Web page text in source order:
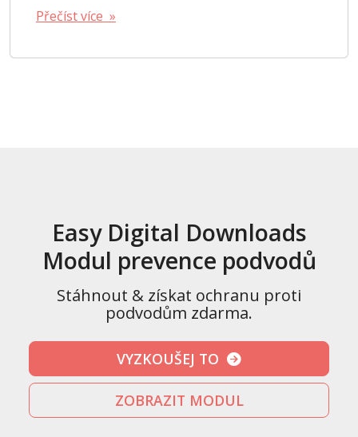
Přečíst více »
Easy Digital Downloads
Modul prevence podvodů
Stáhnout & získat ochranu proti
podvodům zdarma.
VYZKOUŠEJ TO
ZOBRAZIT MODUL